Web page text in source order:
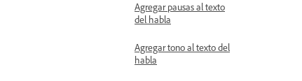
Agregar pausas al texto
del habla
Agregar tono al texto del
habla